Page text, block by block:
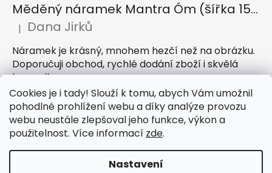
Cookies je i tady! Slouží k tomu, abych Vám umožnil
pohodlné prohlížení webu a díky analýze provozu
webu neustále zlepšoval jeho funkce, výkon a
použitelnost. Více informací zde.
Nastavení
Měděný náramek Mantra Óm (šířka 15 mm)
Hodnocení produktu je 5 z 5 hvězdiček.
| Dana Jirků
Náramek je krásný, mnohem hezčí než na obrázku.
Doporučuji obchod, rychlé dodání zboží i skvělá
komunikace
Hodnocení produktu je 5 z 5 hvězdiček.
| Petra Hejátková